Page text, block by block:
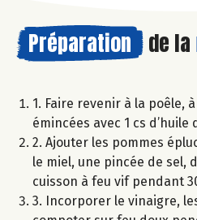
Préparation de la
1. Faire revenir à la poêle,
émincées avec 1 cs d’huile
2. Ajouter les pommes
le miel, une pincée de sel,
cuisson à feu vif pendant
3. Incorporer le vinaigre,